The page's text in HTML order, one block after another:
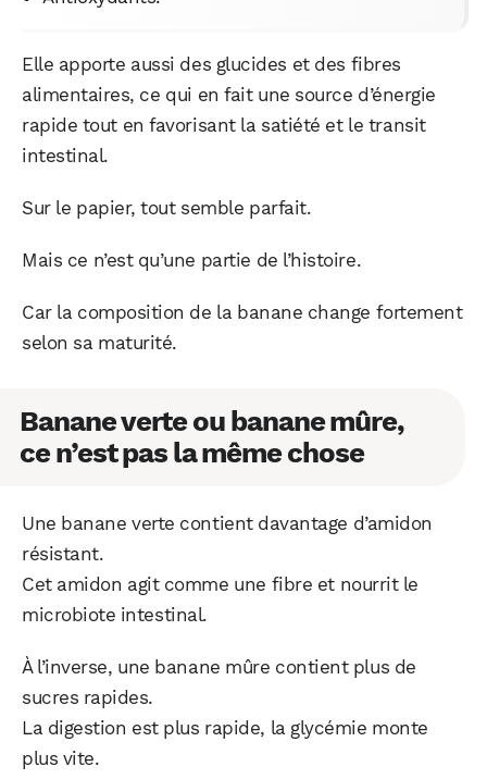
Elle apporte aussi des glucides et des fibres
alimentaires, ce qui en fait une source d’énergie
rapide tout en favorisant la satiété et le transit
intestinal.
Sur le papier, tout semble parfait.
Mais ce n’est qu’une partie de l’histoire.
Car la composition de la banane change fortement
selon sa maturité.
Banane verte ou banane mûre,
ce n’est pas la même chose
Une banane verte contient davantage d’amidon
résistant.
Cet amidon agit comme une fibre et nourrit le
microbiote intestinal.
À l’inverse, une banane mûre contient plus de
sucres rapides.
La digestion est plus rapide, la glycémie monte
plus vite.